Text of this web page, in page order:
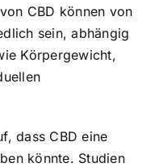
CBD können von
sein, abhängig
Körpergewicht,
dass CBD eine
könnte. Studien